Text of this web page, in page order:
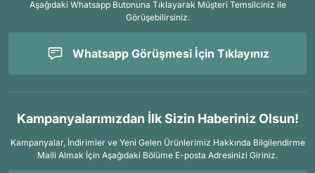
Aşağıdaki Whatsapp Butonuna Tıklayarak Müşteri Temsilciniz ile
Görüşebilirsiniz.
Whatsapp Görüşmesi İçin Tıklayınız
Kampanyalarımızdan İlk Sizin Haberiniz Olsun!
Kampanyalar, İndirimler ve Yeni Gelen Ürünlerimiz Hakkında Bilgilendirme
Maili Almak İçin Aşağıdaki Bölüme E-posta Adresinizi Giriniz.